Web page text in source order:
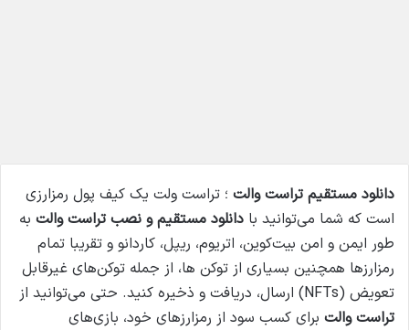
دانلود مستقیم تراست والت ؛ تراست ولت یک کیف پول رمزارزی
است که شما می‌توانید با دانلود مستقیم و نصب تراست والت به
طور ایمن و امن بیت‌کوین، اتریوم، ریپل، کاردانو و تقریبا تمام
رمزارزها همچنین بسیاری از توکن ها، از جمله توکن‌های غیرقابل
تعویض (NFTs) ارسال، دریافت و ذخیره کنید. حتی می‌توانید از
تراست والت برای کسب سود از رمزارزهای خود، بازی‌های